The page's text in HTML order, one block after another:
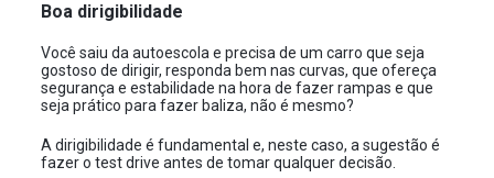
Boa dirigibilidade
Você saiu da autoescola e precisa de um carro que seja
gostoso de dirigir, responda bem nas curvas, que ofereça
segurança e estabilidade na hora de fazer rampas e que
seja prático para fazer baliza, não é mesmo?
A dirigibilidade é fundamental e, neste caso, a sugestão é
fazer o test drive antes de tomar qualquer decisão.